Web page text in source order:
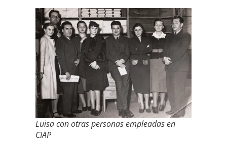
Luisa con otras personas empleadas en
CIAP